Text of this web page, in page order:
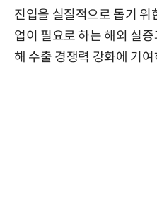
진입을 실질적으로 돕기 위
업이 필요로 하는 해외 실
해 수출 경쟁력 강화에 기